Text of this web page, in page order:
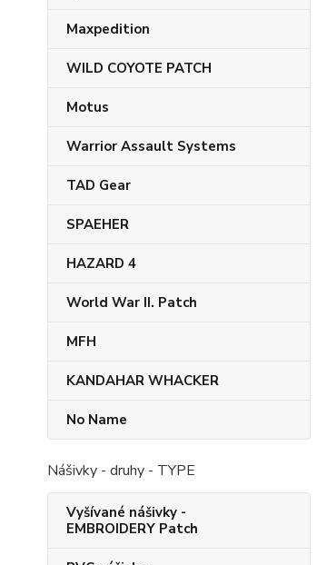
Maxpedition
WILD COYOTE PATCH
Motus
Warrior Assault Systems
TAD Gear
SPAEHER
HAZARD 4
World War II. Patch
MFH
KANDAHAR​ WHACKER
No Name
Nášivky - druhy - TYPE
Vyšívané nášivky -
EMBROIDERY Patch